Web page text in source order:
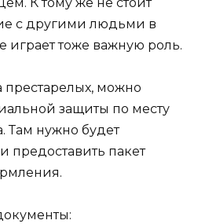
с другими людьми в
играет тоже важную роль.
престарелых, можно
защиты по месту
Там нужно будет
предоставить пакет